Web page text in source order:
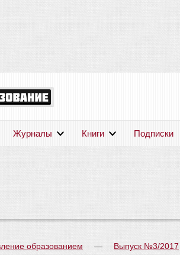
Журналы Книги Подписки
образованием — Выпуск №3/2017